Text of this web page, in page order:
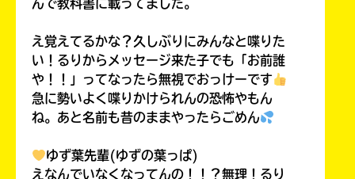
んで教科書に載ってました。
え覚えてるかな？久しぶりにみんなと喋りた
い！るりからメッセージ来た子でも「お前誰
や！！」ってなったら無視でおっけーです
急に勢いよく喋りかけられんの恐怖やもん
ね。あと名前も昔のままやったらごめん
ゆず葉先輩(ゆずの葉っぱ)
えなんでいなくなってんの！！？無理！るり